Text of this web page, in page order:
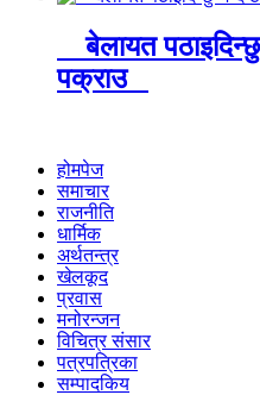
बेलायत पठाइदिन्छु
पक्राउ
होमपेज
समाचार
राजनीति
धार्मिक
अर्थतन्त्र
खेलकूद
प्रवास
मनोरन्जन
विचित्र संसार
पत्रपत्रिका
सम्पादकिय